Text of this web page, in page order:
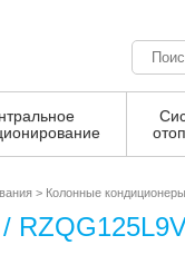
> Колонные кондиционеры